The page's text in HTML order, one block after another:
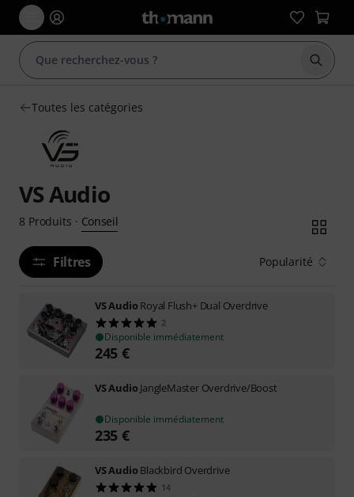
Toutes les catégories
VS Audio
8 Produits · Conseil
Filtres Popularité
VS AudioRoyal Flush+ Dual Overdrive
2
Disponible immédiatement
245 €
VS AudioJangleMaster Overdrive/Boost
Disponible immédiatement
235 €
VS AudioBlackbird Overdrive
14